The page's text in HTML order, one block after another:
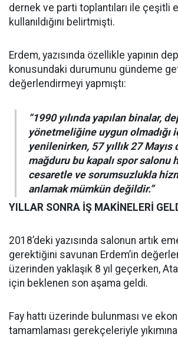
dernek ve parti toplantıları ile çeşitli
kullanıldığını belirtmişti.
Erdem, yazısında özellikle yapının
konusundaki durumunu gündeme
değerlendirmeyi yapmıştı:
“1990 yılında yapılan binalar,
yönetmeliğine uygun olmadığı
yenilenirken, 57 yıllık 27 Mayıs
mağduru bu kapalı spor salonu
cesaretle ve sorumsuzlukla
anlamak mümkün değildir.”
YILLAR SONRA İŞ MAKİNELERİ
2018’deki yazısında salonun artık
gerektiğini savunan Erdem’in
üzerinden yaklaşık 8 yıl geçerken,
için beklenen son aşama geldi.
Fay hattı üzerinde bulunması ve
tamamlaması gerekçeleriyle